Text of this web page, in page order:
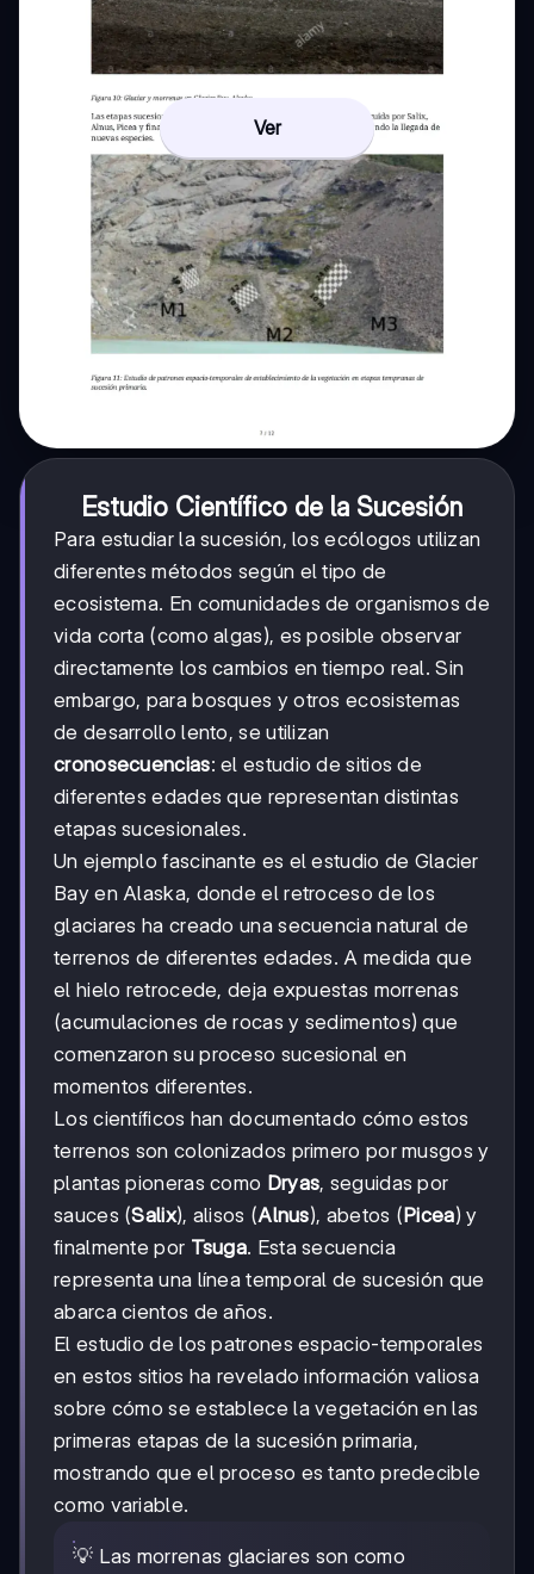
Ver
Estudio Científico de la Sucesión
Para estudiar la sucesión, los ecólogos utilizan
diferentes métodos según el tipo de
ecosistema. En comunidades de organismos de
vida corta (como algas), es posible observar
directamente los cambios en tiempo real. Sin
embargo, para bosques y otros ecosistemas
de desarrollo lento, se utilizan
cronosecuencias: el estudio de sitios de
diferentes edades que representan distintas
etapas sucesionales.
Un ejemplo fascinante es el estudio de Glacier
Bay en Alaska, donde el retroceso de los
glaciares ha creado una secuencia natural de
terrenos de diferentes edades. A medida que
el hielo retrocede, deja expuestas morrenas
(acumulaciones de rocas y sedimentos) que
comenzaron su proceso sucesional en
momentos diferentes.
Los científicos han documentado cómo estos
terrenos son colonizados primero por musgos y
plantas pioneras como Dryas, seguidas por
sauces (Salix), alisos (Alnus), abetos (Picea) y
finalmente por Tsuga. Esta secuencia
representa una línea temporal de sucesión que
abarca cientos de años.
El estudio de los patrones espacio-temporales
en estos sitios ha revelado información valiosa
sobre cómo se establece la vegetación en las
primeras etapas de la sucesión primaria,
mostrando que el proceso es tanto predecible
como variable.
💡 Las morrenas glaciares son como